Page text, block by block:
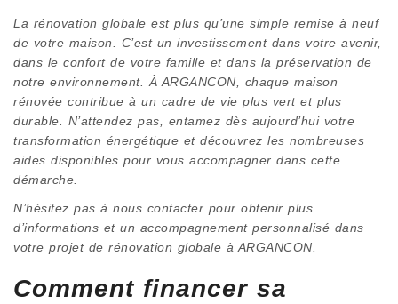
La rénovation globale est plus qu’une simple remise à neuf
de votre maison. C’est un investissement dans votre avenir,
dans le confort de votre famille et dans la préservation de
notre environnement. À ARGANCON, chaque maison
rénovée contribue à un cadre de vie plus vert et plus
durable. N’attendez pas, entamez dès aujourd’hui votre
transformation énergétique et découvrez les nombreuses
aides disponibles pour vous accompagner dans cette
démarche.
N’hésitez pas à nous contacter pour obtenir plus
d’informations et un accompagnement personnalisé dans
votre projet de rénovation globale à ARGANCON.
Comment financer sa